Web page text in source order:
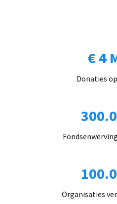
€ 4
Donaties
Organisaties